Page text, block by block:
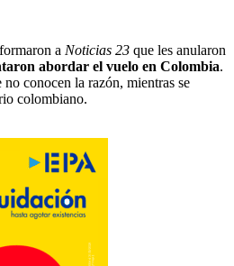
a Noticias 23 que les anularon
abordar el vuelo en Colombia.
conocen la razón, mientras se
colombiano.